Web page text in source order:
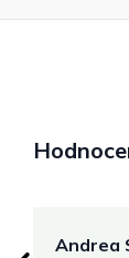
Andrea